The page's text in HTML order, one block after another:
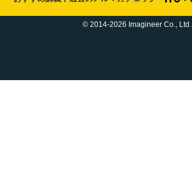
© 2014-2026 Imagineer Co., Ltd.